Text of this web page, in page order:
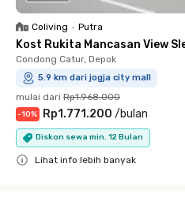
Coliving • Putra
Kost Rukita Mancasan View
Condong Catur, Depok
5.9 km dari jogja city mall
mulai dari Rp1.968.000
-10% Rp1.771.200 /bulan
Diskon sewa min. 12 Bulan
Lihat info lebih banyak